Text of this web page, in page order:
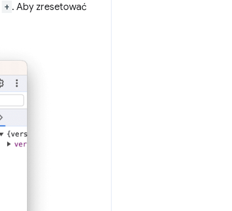
+ . Aby zresetować